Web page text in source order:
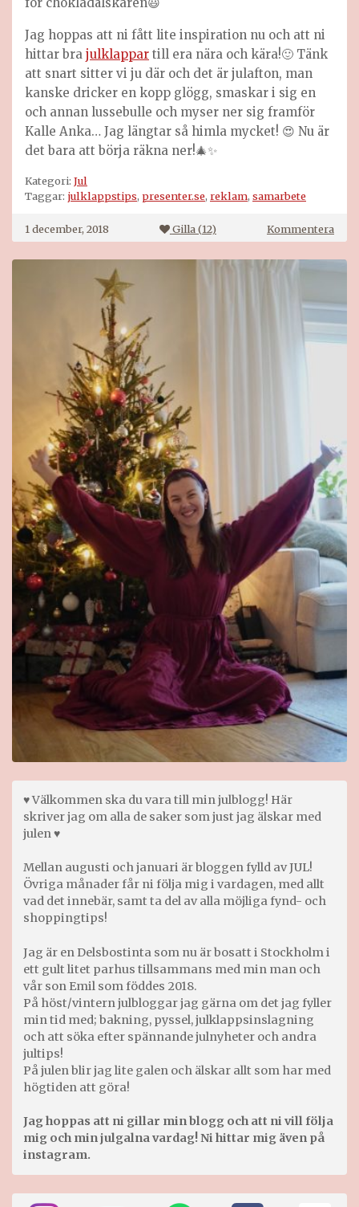
Jag hoppas att ni fått lite inspiration nu och att ni
hittar bra julklappar till era nära och kära!🙂 Tänk
att snart sitter vi ju där och det är julafton, man
kanske dricker en kopp glögg, smaskar i sig en
och annan lussebulle och myser ner sig framför
Kalle Anka… Jag längtar så himla mycket! 😍 Nu är
det bara att börja räkna ner!🎄✨
Kategori: Jul
Taggar: julklappstips, presenter.se, reklam, samarbete
1 december, 2018 Gilla (12) Kommenterapå
från
♥ Välkommen ska du vara till min julblogg! Här
skriver jag om alla de saker som just jag älskar med
julen ♥
Mellan augusti och januari är bloggen fylld av JUL!
Övriga månader får ni följa mig i vardagen, med allt
vad det innebär, samt ta del av alla möjliga fynd- och
shoppingtips!
Jag är en Delsbostinta som nu är bosatt i Stockholm i
ett gult litet parhus tillsammans med min man och
vår son Emil som föddes 2018.
På höst/vintern julbloggar jag gärna om det jag fyller
min tid med; bakning, pyssel, julklappsinslagning
och att söka efter spännande julnyheter och andra
jultips!
På julen blir jag lite galen och älskar allt som har med
högtiden att göra!
Jag hoppas att ni gillar min blogg och att ni vill följa
mig och min julgalna vardag! Ni hittar mig även på
instagram.